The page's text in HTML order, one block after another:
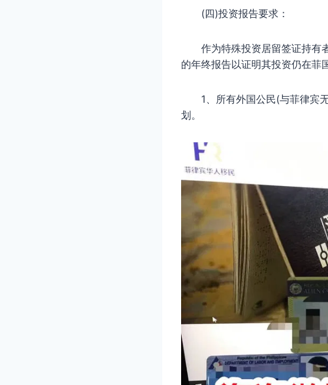
(四)投资报告要求：
作为特殊投资居留签证持有者
的年终报告以证明其投资仍在菲
1、所有外国公民(与菲律宾无
划。